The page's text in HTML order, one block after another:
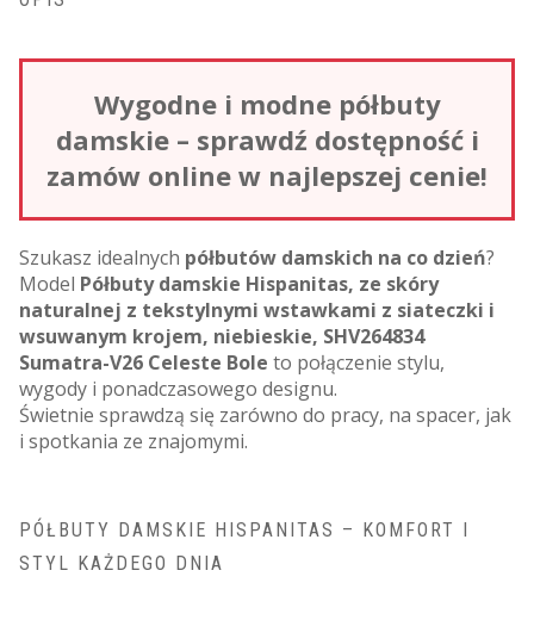
Wygodne i modne półbuty
damskie – sprawdź dostępność i
zamów online w najlepszej cenie!
Szukasz idealnych półbutów damskich na co dzień?
Model Półbuty damskie Hispanitas, ze skóry
naturalnej z tekstylnymi wstawkami z siateczki i
wsuwanym krojem, niebieskie, SHV264834
Sumatra-V26 Celeste Bole to połączenie stylu,
wygody i ponadczasowego designu.
Świetnie sprawdzą się zarówno do pracy, na spacer, jak
i spotkania ze znajomymi.
PÓŁBUTY DAMSKIE HISPANITAS – KOMFORT I
STYL KAŻDEGO DNIA